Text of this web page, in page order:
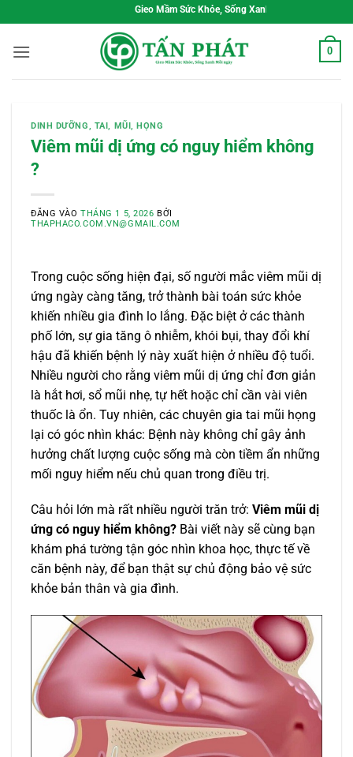
qua
nội
Gieo Mầm Sức Khỏe, Sống Xanh Mỗi Ngày
0
DINH DƯỠNG, TAI, MŨI, HỌNG
Viêm mũi dị ứng có nguy hiểm không
?
ĐĂNG VÀOTHÁNG 1 5, 2026 BỞI
THAPHACO.COM.VN@GMAIL.COM
Trong cuộc sống hiện đại, số người mắc viêm mũi dị
ứng ngày càng tăng, trở thành bài toán sức khỏe
khiến nhiều gia đình lo lắng. Đặc biệt ở các thành
phố lớn, sự gia tăng ô nhiễm, khói bụi, thay đổi khí
hậu đã khiến bệnh lý này xuất hiện ở nhiều độ tuổi.
Nhiều người cho rằng viêm mũi dị ứng chỉ đơn giản
là hắt hơi, sổ mũi nhẹ, tự hết hoặc chỉ cần vài viên
thuốc là ổn. Tuy nhiên, các chuyên gia tai mũi họng
lại có góc nhìn khác: Bệnh này không chỉ gây ảnh
hưởng chất lượng cuộc sống mà còn tiềm ẩn những
mối nguy hiểm nếu chủ quan trong điều trị.
Câu hỏi lớn mà rất nhiều người trăn trở: Viêm mũi dị
ứng có nguy hiểm không? Bài viết này sẽ cùng bạn
khám phá tường tận góc nhìn khoa học, thực tế về
căn bệnh này, để bạn thật sự chủ động bảo vệ sức
khỏe bản thân và gia đình.